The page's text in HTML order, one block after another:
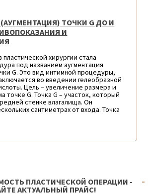
ТОЧКИ G ДО И
И
пластической хирургии стала
под названием аугментация
G. Это вид интимной процедуры,
во введении гелеобразной
Цель – увеличение размера и
точке G. Точка G – участок, который
стенке влагалища. Он
сантиметрах от входа. Точка
ПЛАСТИЧЕСКОЙ ОПЕРАЦИИ -
АКТУАЛЬНЫЙ ПРАЙС!